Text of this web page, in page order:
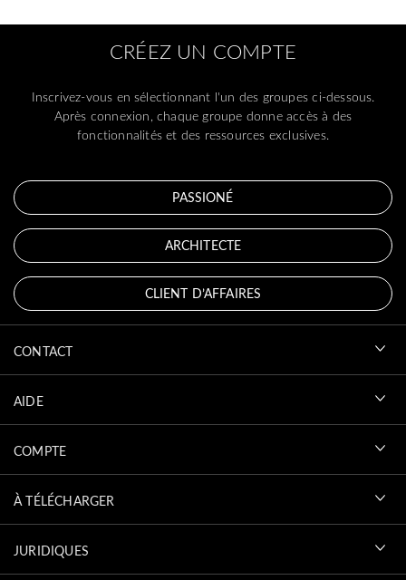
CRÉEZ UN COMPTE
Inscrivez-vous en sélectionnant l'un des groupes ci-dessous.
Après connexion, chaque groupe donne accès à des
fonctionnalités et des ressources exclusives.
PASSIONÉ
ARCHITECTE
CLIENT D’AFFAIRES
CONTACT
AIDE
COMPTE
À TÉLÉCHARGER
JURIDIQUES